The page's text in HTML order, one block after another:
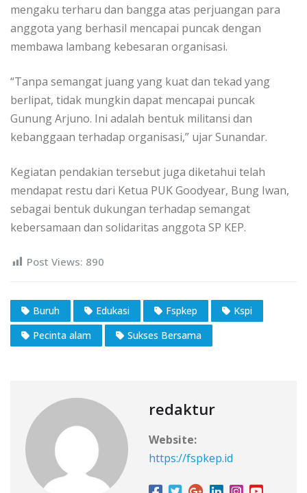
mengaku terharu dan bangga atas perjuangan para
anggota yang berhasil mencapai puncak dengan
membawa lambang kebesaran organisasi.
“Tanpa semangat juang yang kuat dan tekad yang
berlipat, tidak mungkin dapat mencapai puncak
Gunung Arjuno. Ini adalah bentuk militansi dan
kebanggaan terhadap organisasi,” ujar Sunandar.
Kegiatan pendakian tersebut juga diketahui telah
mendapat restu dari Ketua PUK Goodyear, Bung Iwan,
sebagai bentuk dukungan terhadap semangat
kebersamaan dan solidaritas anggota SP KEP.
Post Views: 890
Buruh Edukasi Fspkep
Kspi
Pecinta alam
Sukses Bersama
redaktur
Website:
https://fspkep.id